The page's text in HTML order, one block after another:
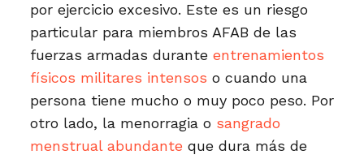
por ejercicio excesivo. Este es un riesgo
particular para miembros AFAB de las
fuerzas armadas durante entrenamientos
físicos militares intensos o cuando una
persona tiene mucho o muy poco peso. Por
otro lado, la menorragia o sangrado
menstrual abundante que dura más de